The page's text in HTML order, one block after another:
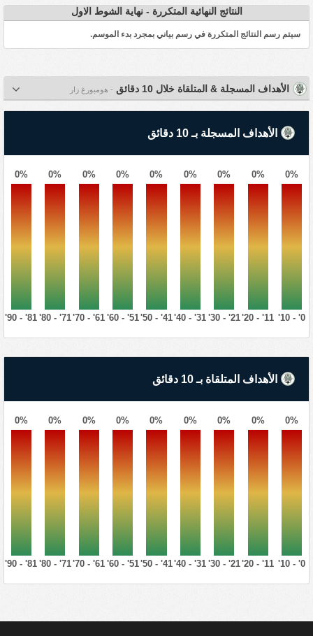
النتائج النهائية المتكررة - نهاية الشوط الاول
سيتم رسم النتائج المتكررة في رسم بياني بمجرد بدء الموسم.
الأهداف المسجلة & المتلقاة خلال 10 دقائق - هومبورغ زار
الأهداف المسجلة بـ 10 دقائق
0% 0% 0% 0% 0% 0% 0% 0% 0%
81' - 90' 71' - 80' 61' - 70' 51' - 60' 41' - 50' 31' - 40' 21' - 30' 11' - 20' 0' - 10'
الأهداف المتلقاة بـ 10 دقائق
0% 0% 0% 0% 0% 0% 0% 0% 0%
81' - 90' 71' - 80' 61' - 70' 51' - 60' 41' - 50' 31' - 40' 21' - 30' 11' - 20' 0' - 10'